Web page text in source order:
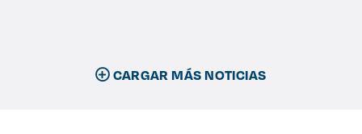
CARGAR MÁS NOTICIAS